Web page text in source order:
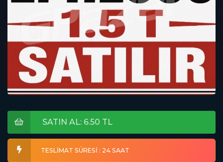
SATIN AL: 6.50 TL
TESLİMAT SÜRESİ : 24 SAAT